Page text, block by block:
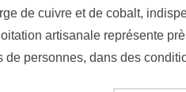
de cuivre et de cobalt,
artisanale représente
personnes, dans des